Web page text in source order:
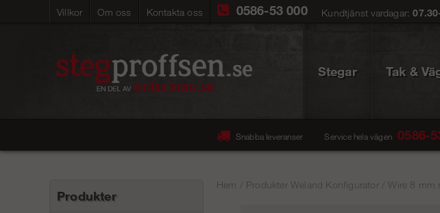
Villkor Om oss Kontakta oss 0586-53 000 Kundtjänst vardagar:
Stegar Tak &
Snabba leveranser Service hela vägen 0586-
Produkter
Hem Produkter Weland Konfigurator/Wire 8 mm